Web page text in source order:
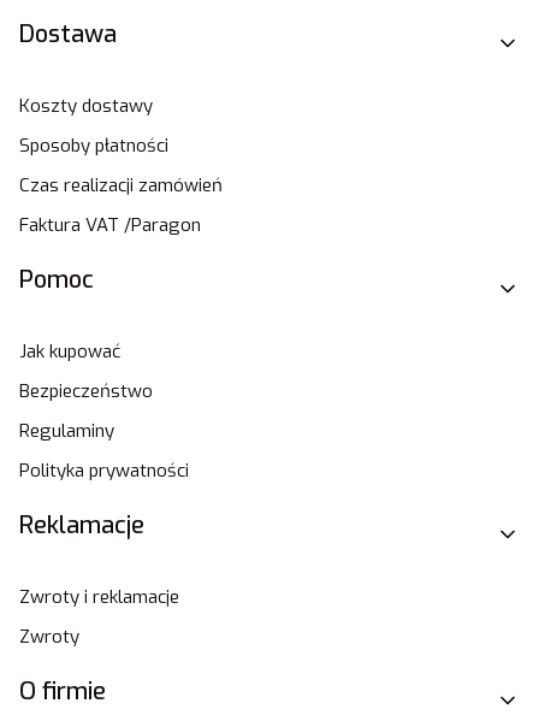
Dostawa
Koszty dostawy
Sposoby płatności
Czas realizacji zamówień
Faktura VAT /Paragon
Pomoc
Jak kupować
Bezpieczeństwo
Regulaminy
Polityka prywatności
Reklamacje
Zwroty i reklamacje
Zwroty
O firmie